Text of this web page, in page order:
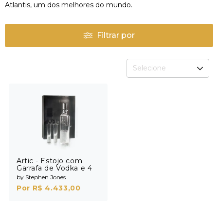
Atlantis, um dos melhores do mundo.
Filtrar por
Selecione
Artic - Estojo com
Garrafa de Vodka e 4
Shots
by Stephen Jones
Por R$ 4.433,00